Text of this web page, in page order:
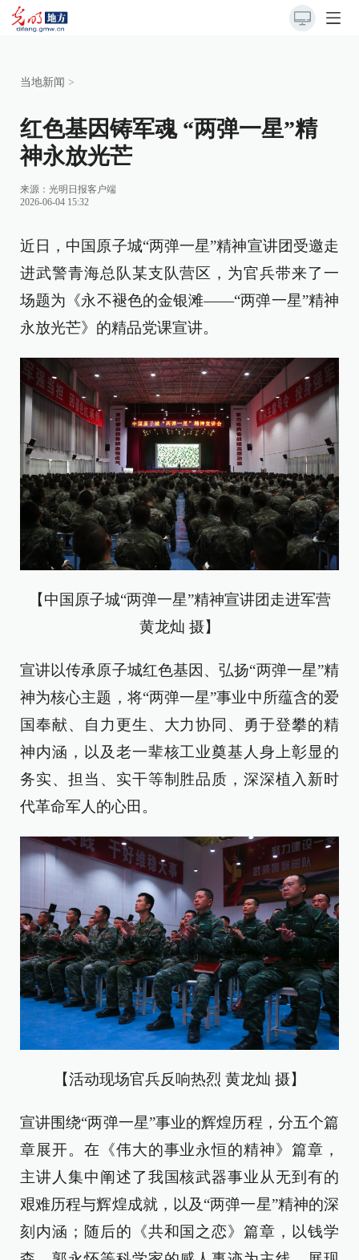
当地新闻 >
红色基因铸军魂 “两弹一星”精
神永放光芒
来源： 光明日报客户端
2026-06-04 15:32
近日，中国原子城“两弹一星”精神宣讲团受邀走
进武警青海总队某支队营区，为官兵带来了一
场题为《永不褪色的金银滩——“两弹一星”精神
永放光芒》的精品党课宣讲。
【中国原子城“两弹一星”精神宣讲团走进军营
黄龙灿 摄】
宣讲以传承原子城红色基因、弘扬“两弹一星”精
神为核心主题，将“两弹一星”事业中所蕴含的爱
国奉献、自力更生、大力协同、勇于登攀的精
神内涵，以及老一辈核工业奠基人身上彰显的
务实、担当、实干等制胜品质，深深植入新时
代革命军人的心田。
【活动现场官兵反响热烈 黄龙灿 摄】
宣讲围绕“两弹一星”事业的辉煌历程，分五个篇
章展开。在《伟大的事业永恒的精神》篇章，
主讲人集中阐述了我国核武器事业从无到有的
艰难历程与辉煌成就，以及“两弹一星”精神的深
刻内涵；随后的《共和国之恋》篇章，以钱学